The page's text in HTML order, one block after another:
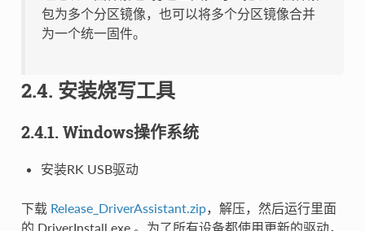
包为多个分区镜像，也可以将多个分区镜像合并
为一个统一固件。
2.4. 安装烧写工具
2.4.1. Windows操作系统
安装RK USB驱动
下载 Release_DriverAssistant.zip，解压，然后运行里面
的 DriverInstall.exe 。为了所有设备都使用更新的驱动，